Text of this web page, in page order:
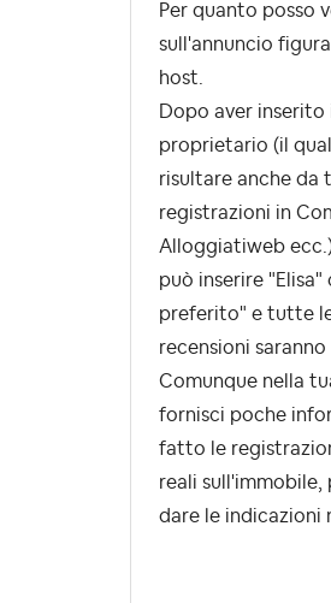
Per quanto posso
sull'annuncio
host.
Dopo aver inserito
proprietario (il
risultare anche da
registrazioni in
Alloggiatiweb
può inserire "Elisa"
preferito" e tutte
recensioni saranno
Comunque nella
fornisci poche
fatto le
reali
dare le indicazioni